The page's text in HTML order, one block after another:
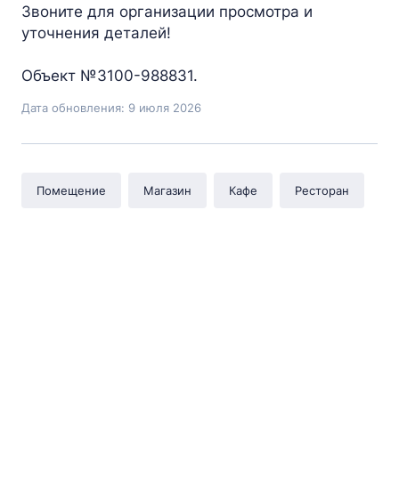
Звоните для организации просмотра и
уточнения деталей!
Объект №3100-988831.
Дата обновления: 9 июля 2026
Помещение Магазин Кафе Ресторан